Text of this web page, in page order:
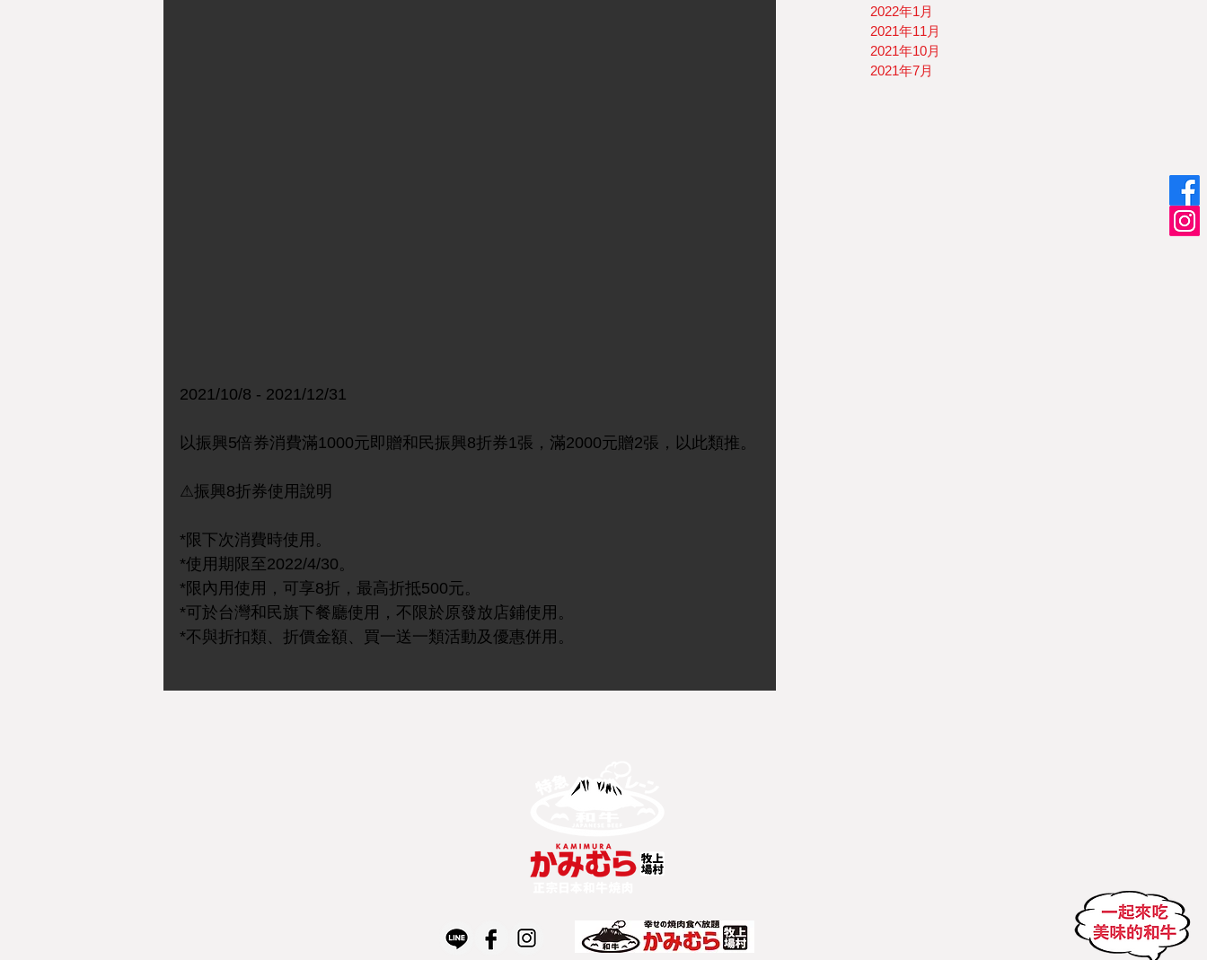
2022年1月
2021年11月
2021年10月
2021年7月
2021/10/8 - 2021/12/31
以振興5倍券消費滿1000元即贈和民振興8折券1張，滿2000元贈2張，以此類推。
⚠振興8折券使用說明
*限下次消費時使用。
*使用期限至2022/4/30。
*限內用使用，可享8折，最高折抵500元。
*可於台灣和民旗下餐廳使用，不限於原發放店鋪使用。
*不與折扣類、折價金額、買一送一類活動及優惠併用。